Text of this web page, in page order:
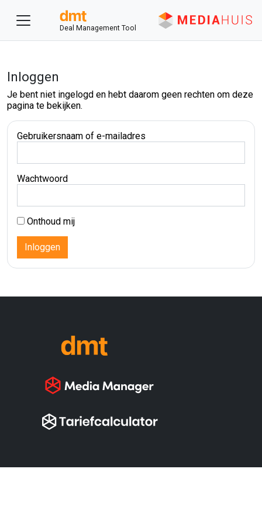
Deal Management Tool
Inloggen
Je bent niet ingelogd en hebt daarom geen rechten om deze
pagina te bekijken.
Gebruikersnaam of e-mailadres
Wachtwoord
Onthoud mij